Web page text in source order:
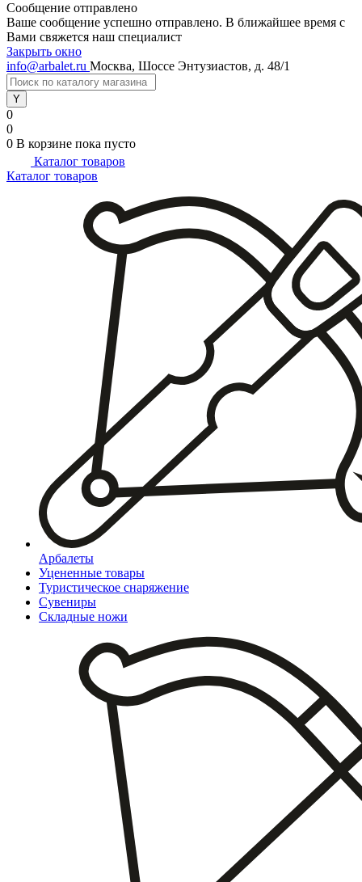
Сообщение отправлено
Ваше сообщение успешно отправлено. В ближайшее время с
Вами свяжется наш специалист
Закрыть окно
info@arbalet.ru Москва, Шоссе Энтузиастов, д. 48/1
0
0
0 В корзине пока пусто
Каталог товаров
Каталог товаров
Арбалеты
Уцененные товары
Туристическое снаряжение
Сувениры
Складные ножи